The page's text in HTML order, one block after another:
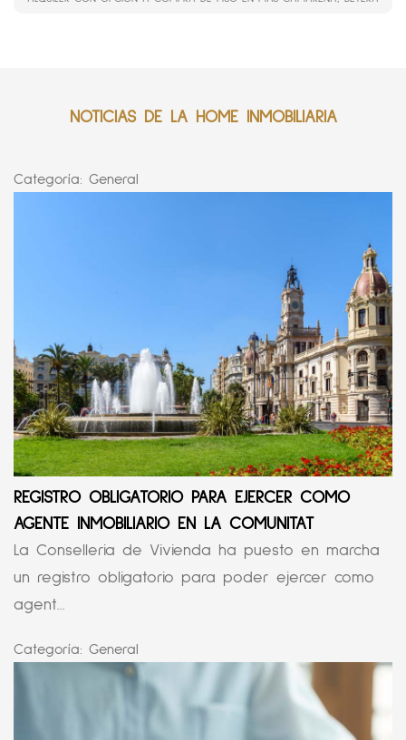
NOTICIAS DE LA HOME INMOBILIARIA
Categoría: General
REGISTRO OBLIGATORIO PARA EJERCER COMO
AGENTE INMOBILIARIO EN LA COMUNITAT
La Conselleria de Vivienda ha puesto en marcha
un registro obligatorio para poder ejercer como
agent...
Categoría: General